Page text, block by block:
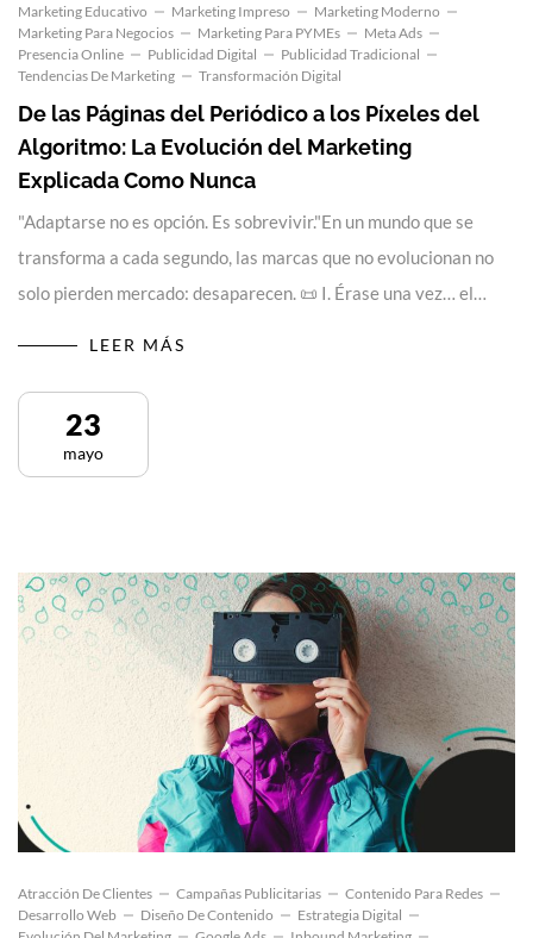
Marketing Educativo
Marketing Impreso
Marketing Moderno
Marketing Para Negocios
Marketing Para PYMEs
Meta Ads
Presencia Online
Publicidad Digital
Publicidad Tradicional
Tendencias De Marketing
Transformación Digital
De las Páginas del Periódico a los Píxeles del
Algoritmo: La Evolución del Marketing
Explicada Como Nunca
"Adaptarse no es opción. Es sobrevivir."En un mundo que se
transforma a cada segundo, las marcas que no evolucionan no
solo pierden mercado: desaparecen. 📜 I. Érase una vez… el…
LEER MÁS
23
mayo
Atracción De Clientes Campañas Publicitarias
Contenido Para Redes
Desarrollo Web
Diseño De Contenido
Estrategia Digital